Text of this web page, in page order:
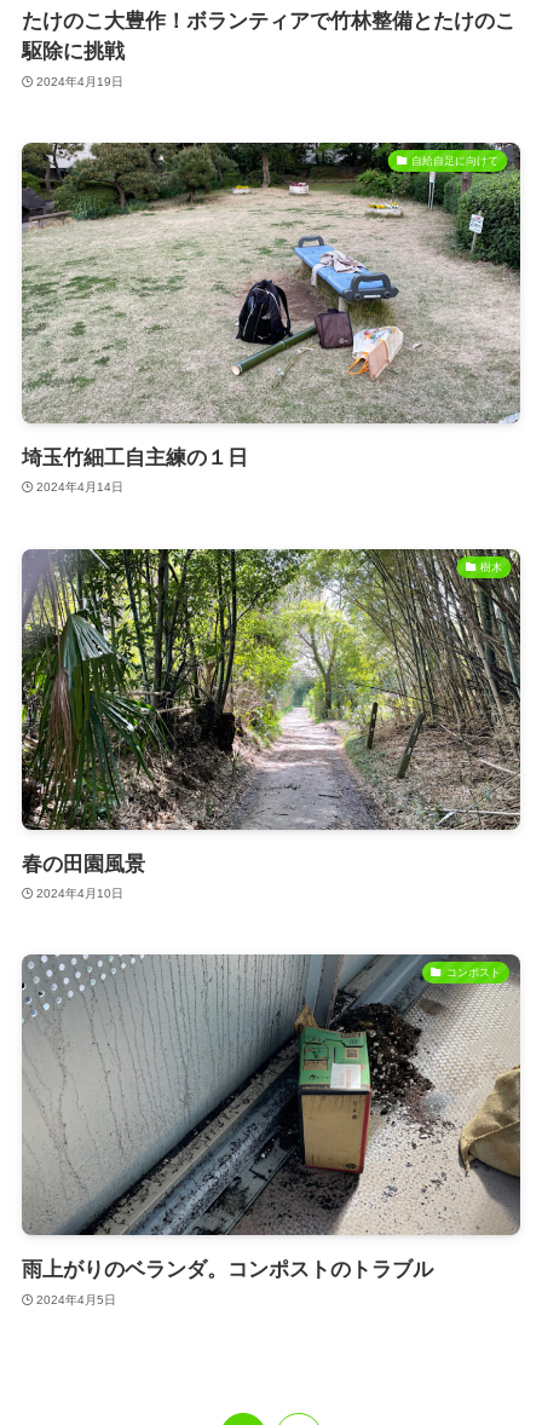
たけのこ大豊作！ボランティアで竹林整備とたけのこ
駆除に挑戦
2024年4月19日
自給自足に向けて
埼玉竹細工自主練の１日
2024年4月14日
樹木
春の田園風景
2024年4月10日
コンポスト
雨上がりのベランダ。コンポストのトラブル
2024年4月5日